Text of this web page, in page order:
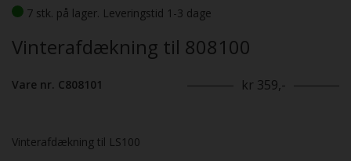
7 stk. på lager. Leveringstid 1-3 dage
Vinterafdækning til 808100
Vare nr. C808101 kr 359,-
Vinterafdækning til LS100